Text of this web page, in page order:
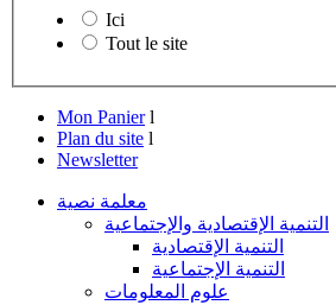
Ici
Tout le site
Mon Panier l
Plan du site l
Newsletter
معلمة نصية
التنمية الإقتصادية والإجتماعية
التنمية الإقتصادية
التنمية الإجتماعية
علوم المعلومات